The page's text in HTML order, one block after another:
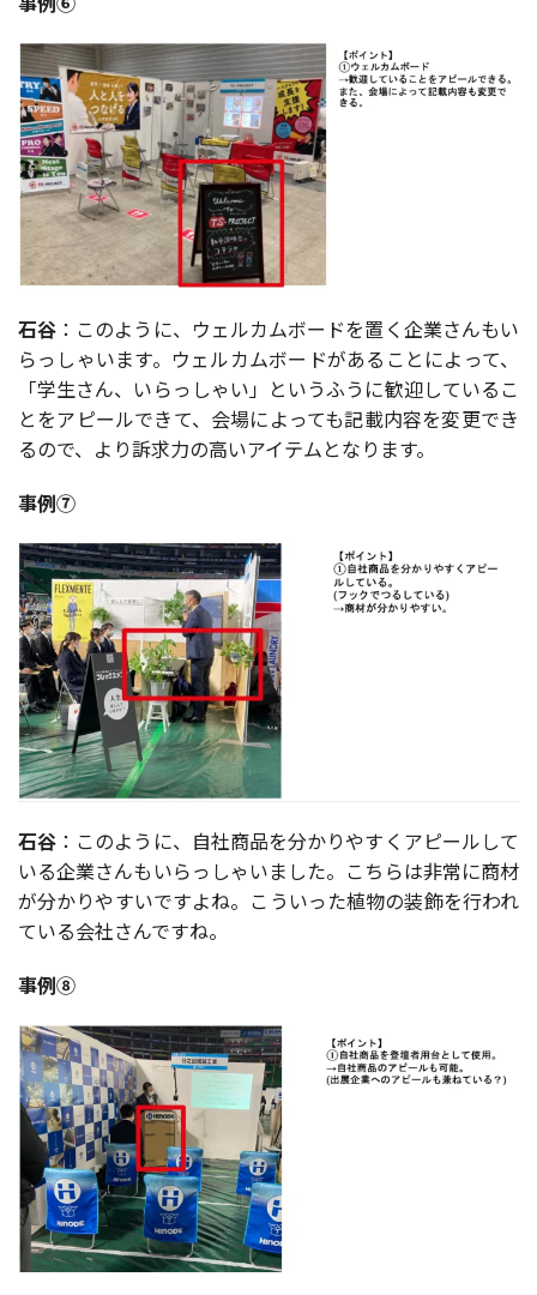
石谷 ：このように、ウェルカムボードを置く企業さんもい
らっしゃいます。ウェルカムボードがあることによって、
「学生さん、いらっしゃい」というふうに歓迎しているこ
とをアピールできて、会場によっても記載内容を変更でき
るので、より訴求力の高いアイテムとなります。
事例⑦
石谷 ：このように、自社商品を分かりやすくアピールして
いる企業さんもいらっしゃいました。こちらは非常に商材
が分かりやすいですよね。こういった植物の装飾を行われ
ている会社さんですね。
事例⑧